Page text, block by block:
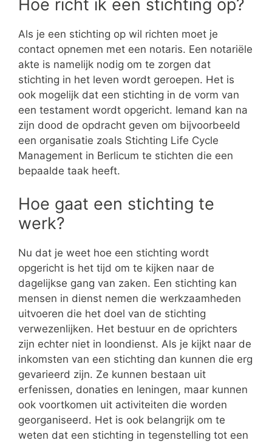
Hoe richt ik een stichting op?
Als je een stichting op wil richten moet je
contact opnemen met een notaris. Een notariële
akte is namelijk nodig om te zorgen dat
stichting in het leven wordt geroepen. Het is
ook mogelijk dat een stichting in de vorm van
een testament wordt opgericht. Iemand kan na
zijn dood de opdracht geven om bijvoorbeeld
een organisatie zoals Stichting Life Cycle
Management in Berlicum te stichten die een
bepaalde taak heeft.
Hoe gaat een stichting te
werk?
Nu dat je weet hoe een stichting wordt
opgericht is het tijd om te kijken naar de
dagelijkse gang van zaken. Een stichting kan
mensen in dienst nemen die werkzaamheden
uitvoeren die het doel van de stichting
verwezenlijken. Het bestuur en de oprichters
zijn echter niet in loondienst. Als je kijkt naar de
inkomsten van een stichting dan kunnen die erg
gevarieerd zijn. Ze kunnen bestaan uit
erfenissen, donaties en leningen, maar kunnen
ook voortkomen uit activiteiten die worden
georganiseerd. Het is ook belangrijk om te
weten dat een stichting in tegenstelling tot een